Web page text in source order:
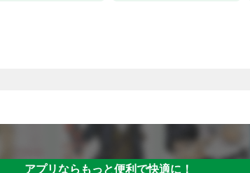
アプリならもっと便利で快適に！